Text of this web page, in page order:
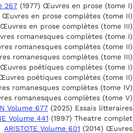
267 (1977) Œuvres en prose (tome I)
Œuvres en prose complètes (tome II)
Œuvres en prose complètes (tome III)
romanesques complètes (tome I)
romanesques complètes (tome II)
romanesques complètes (tome III)
poétiques complètes (tome I)
poétiques complètes (tome II)
romanesques complètes (tome IV)
romanesques complètes (tome V)
Volume 677 (2025) Essais litteraires
Volume 441 (1997) Theatre complet
ARISTOTE Volume 601 (2014) Œuvres